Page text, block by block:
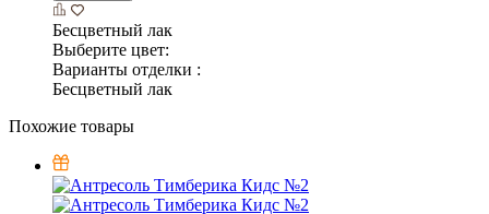
Бесцветный лак
Выберите цвет:
Варианты отделки :
Бесцветный лак
Похожие товары